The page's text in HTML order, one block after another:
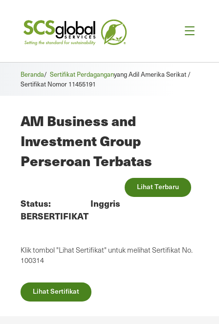
Beranda/ Sertifikat Perdaganganyang Adil Amerika Serikat /
Sertifikat Nomor 11455191
AM Business and
Investment Group
Perseroan Terbatas
Lihat Terbaru
Status:
BERSERTIFIKAT
Inggris
Klik tombol "Lihat Sertifikat" untuk melihat Sertifikat No.
100314
Lihat Sertifikat